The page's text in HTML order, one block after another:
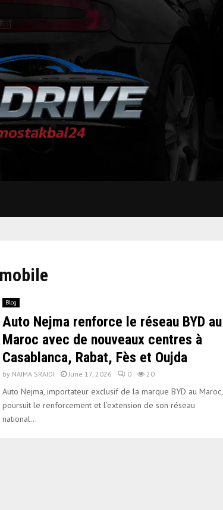
Blog
Auto Nejma renforce le réseau BYD au
Maroc avec de nouveaux centres à
Casablanca, Rabat, Fès et Oujda
by NAIMA SRAIDI June 17, 2026 0 20
Auto Nejma, importateur exclusif de la marque BYD au Maroc,
poursuit le renforcement et l’extension de son réseau
national...